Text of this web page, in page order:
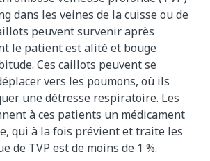
dans les veines de la cuisse ou de
peuvent survenir après
le patient est alité et bouge
Ces caillots peuvent se
vers les poumons, où ils
une détresse respiratoire. Les
à ces patients un médicament
qui à la fois prévient et traite les
de TVP est de moins de 1 %.